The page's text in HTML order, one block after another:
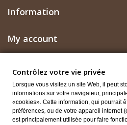
Information
My account
Contrôlez votre vie privée
Contrôlez votre vie privée
Lorsque vous visitez un site Web, il peut
informations sur votre navigateur,
«cookies». Cette information, qui pourrait
préférences, ou de votre appareil internet
est principalement utilisée pour faire